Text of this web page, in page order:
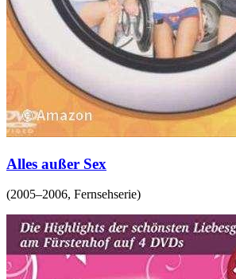
Alles außer Sex
(2005–2006, Fernsehserie)